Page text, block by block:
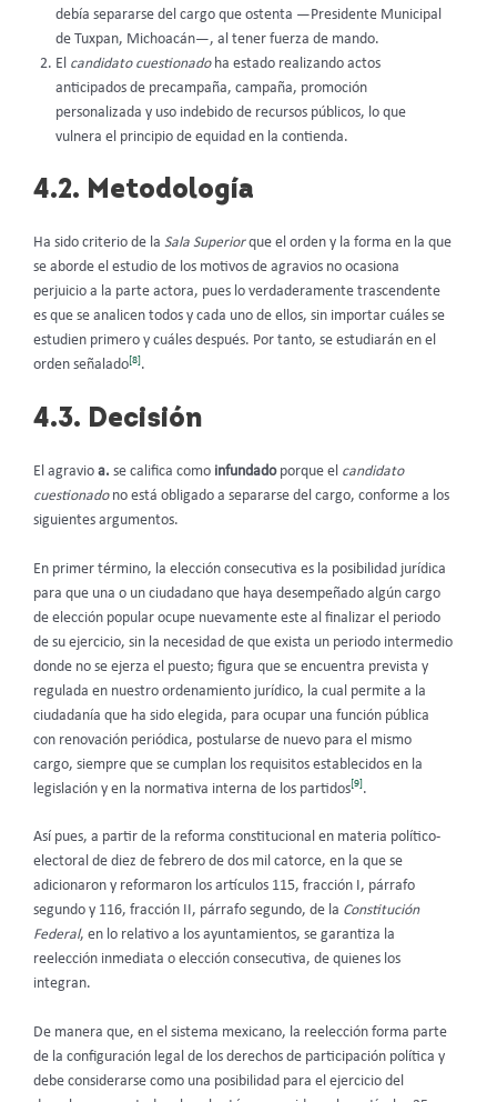
debía separarse del cargo que ostenta —Presidente Municipal
de Tuxpan, Michoacán—, al tener fuerza de mando.
El candidato cuestionado ha estado realizando actos
anticipados de precampaña, campaña, promoción
personalizada y uso indebido de recursos públicos, lo que
vulnera el principio de equidad en la contienda.
4.2. Metodología
Ha sido criterio de la Sala Superiorque el orden y la forma en la que
se aborde el estudio de los motivos de agravios no ocasiona
perjuicio a la parte actora, pues lo verdaderamente trascendente
es que se analicen todos y cada uno de ellos, sin importar cuáles se
estudien primero y cuáles después. Por tanto, se estudiarán en el
orden señalado[8].
4.3. Decisión
El agravio a. se califica como infundadoporque el candidato
cuestionado no está obligado a separarse del cargo, conforme a los
siguientes argumentos.
En primer término, la elección consecutiva es la posibilidad jurídica
para que una o un ciudadano que haya desempeñado algún cargo
de elección popular ocupe nuevamente este al finalizar el periodo
de su ejercicio, sin la necesidad de que exista un periodo intermedio
donde no se ejerza el puesto; figura que se encuentra prevista y
regulada en nuestro ordenamiento jurídico, la cual permite a la
ciudadanía que ha sido elegida, para ocupar una función pública
con renovación periódica, postularse de nuevo para el mismo
cargo, siempre que se cumplan los requisitos establecidos en la
legislación y en la normativa interna de los partidos [9] .
Así pues, a partir de la reforma constitucional en materia político-
electoral de diez de febrero de dos mil catorce, en la que se
adicionaron y reformaron los artículos 115, fracción I, párrafo
segundo y 116, fracción II, párrafo segundo, de la Constitución
Federal, en lo relativo a los ayuntamientos, se garantiza la
reelección inmediata o elección consecutiva, de quienes los
integran.
De manera que, en el sistema mexicano, la reelección forma parte
de la configuración legal de los derechos de participación política y
debe considerarse como una posibilidad para el ejercicio del